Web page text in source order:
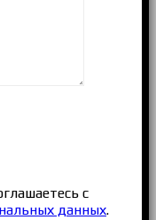
с
данных.